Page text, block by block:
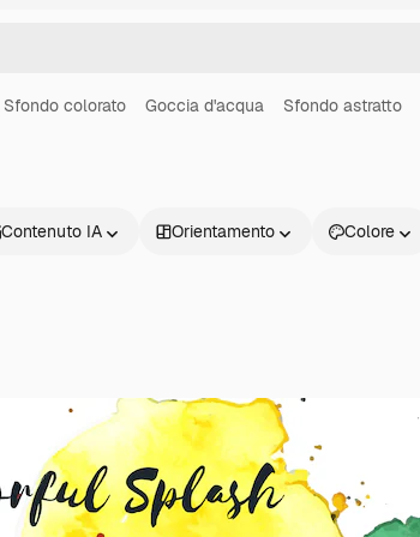
Sfondo colorato Goccia d'acqua Sfondo astratto
Contenuto IA Orientamento Colore
Prodotti Inizia